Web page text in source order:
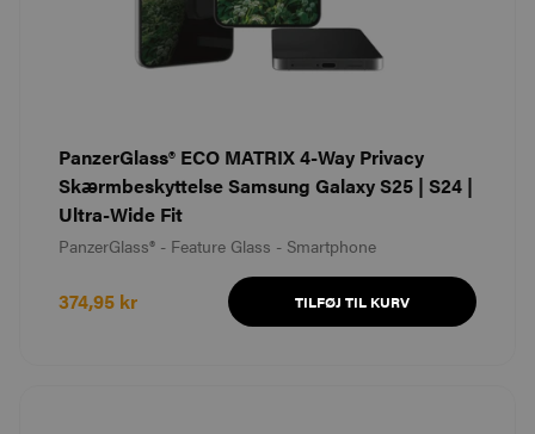
PanzerGlass® ECO MATRIX 4-Way Privacy
Skærmbeskyttelse Samsung Galaxy S25 | S24 |
Ultra-Wide Fit
PanzerGlass® - Feature Glass - Smartphone
374,95 kr TILFØJ TIL KURV